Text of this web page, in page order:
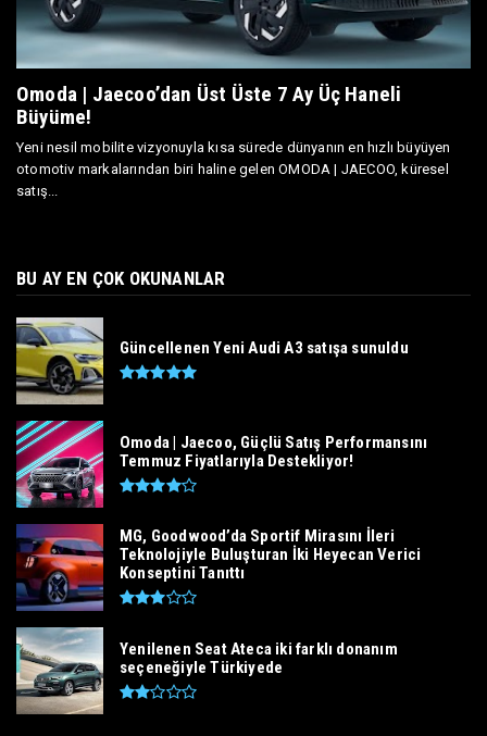
Omoda | Jaecoo’dan Üst Üste 7 Ay Üç Haneli
Büyüme!
Yeni nesil mobilite vizyonuyla kısa sürede dünyanın en hızlı büyüyen
otomotiv markalarından biri haline gelen OMODA | JAECOO, küresel
satış...
BU AY EN ÇOK OKUNANLAR
Güncellenen Yeni Audi A3 satışa sunuldu
Omoda | Jaecoo, Güçlü Satış Performansını
Temmuz Fiyatlarıyla Destekliyor!
MG, Goodwood’da Sportif Mirasını İleri
Teknolojiyle Buluşturan İki Heyecan Verici
Konseptini Tanıttı
Yenilenen Seat Ateca iki farklı donanım
seçeneğiyle Türkiyede